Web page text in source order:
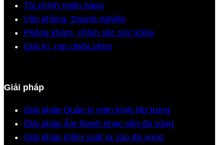
Tài chính ngân hàng
Văn phòng, Doanh nghiệp
Phòng khám, chăm sóc sức khỏe
Giải trí, rạp chiếu phim
Giải pháp
Giải pháp Quản lý màn hình tập trung
Giải pháp Âm thanh nhạc nền đa vùng
Giải pháp Kiểm soát ra vào đa vùng